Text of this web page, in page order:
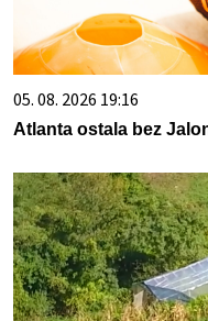
05. 08. 2026 19:16
Atlanta ostala bez